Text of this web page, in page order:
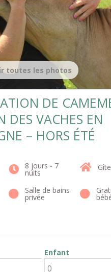
DE
DES VACHES EN
– HORS ÉTÉ
toutes les photos
8 jours - 7
nuits
Gîte
Salle de bains
privée
Enfant